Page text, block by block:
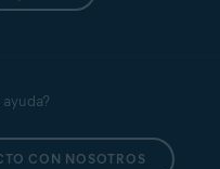
CON NOSOTROS